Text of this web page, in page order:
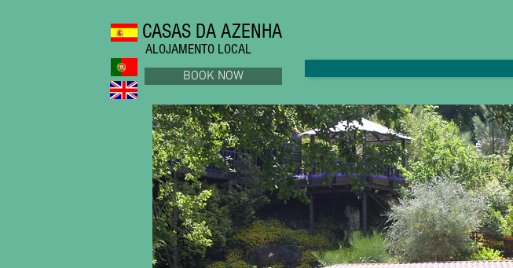
CASAS DA AZENHA
ALOJAMENTO LOCAL
BOOK NOW